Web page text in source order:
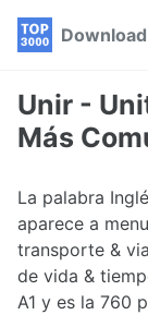
Skip
navigation
Skip
Skip
Unir -
Más
La palabra
aparece a
transporte &
de vida &
A1 y es la 760